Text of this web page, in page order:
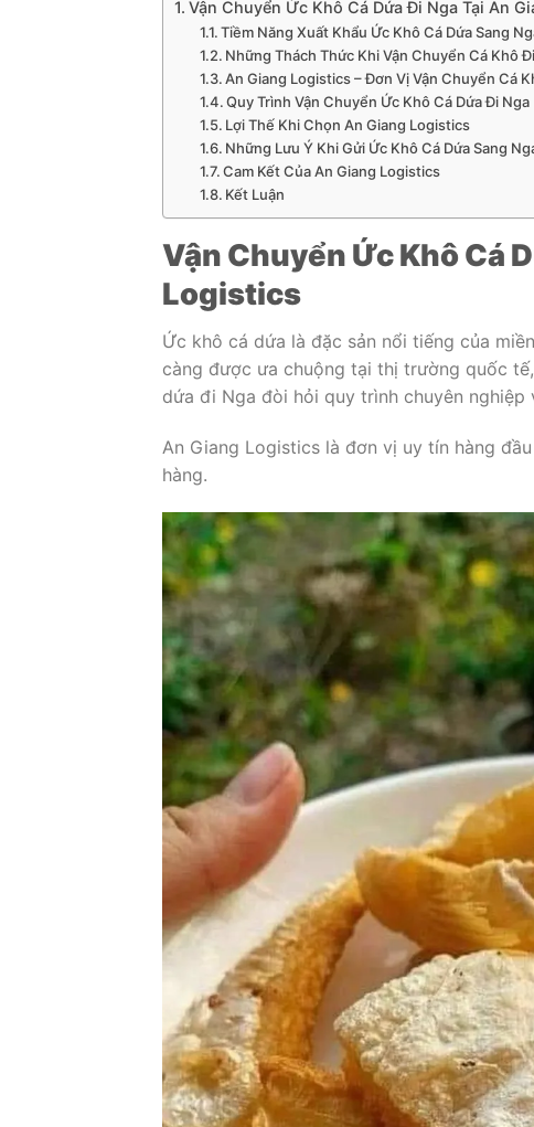
Vận Chuyển Ức Khô Cá Dứa Đi Nga Tại An
Tiềm Năng Xuất Khẩu Ức Khô Cá Dứa Sang
Những Thách Thức Khi Vận Chuyển Cá Khô
An Giang Logistics – Đơn Vị Vận Chuyển Cá
Quy Trình Vận Chuyển Ức Khô Cá Dứa Đi Nga
Lợi Thế Khi Chọn An Giang Logistics
Những Lưu Ý Khi Gửi Ức Khô Cá Dứa Sang
Cam Kết Của An Giang Logistics
Kết Luận
Vận Chuyển Ức Khô Cá
Logistics
Ức khô cá dứa là đặc sản nổi tiếng của
càng được ưa chuộng tại thị trường quốc
dứa đi Nga đòi hỏi quy trình chuyên nghiệp
An Giang Logistics là đơn vị uy tín hàng
hàng.